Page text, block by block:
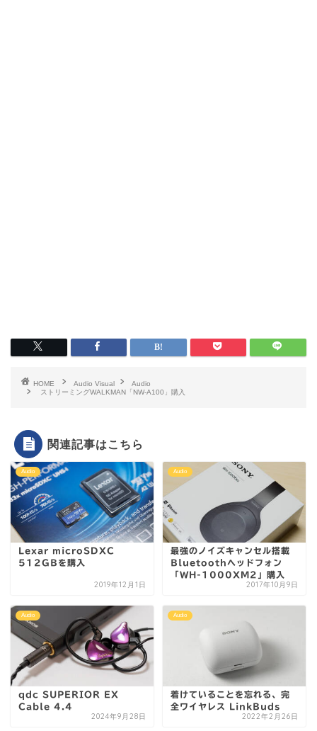
HOME Audio Visual
Audio
ストリーミングWALKMAN「NW-A100」購入
関連記事はこちら
Audio
Lexar microSDXC
512GBを購入
2019年12月1日
Audio
最強のノイズキャンセル搭載
Bluetoothヘッドフォン
「WH-1000XM2」購入
2017年10月9日
Audio
qdc SUPERIOR EX
Cable 4.4
2024年9月28日
Audio
着けていることを忘れる、完
全ワイヤレス LinkBuds
2022年2月26日